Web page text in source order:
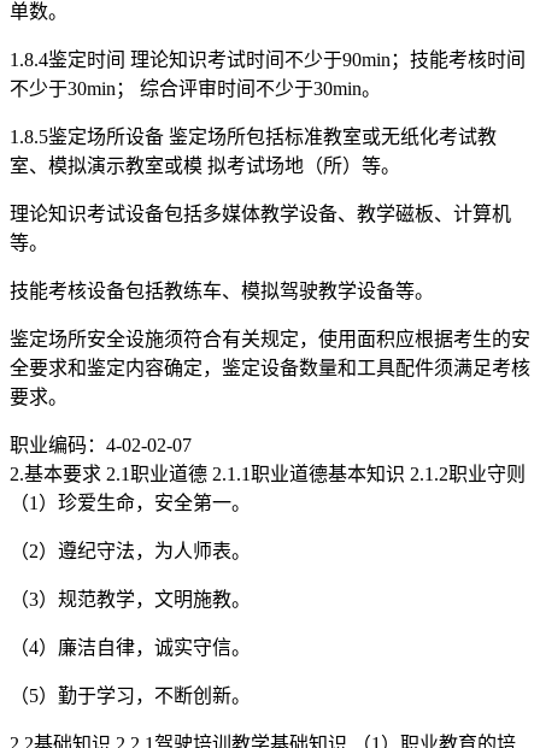
单数。
1.8.4鉴定时间 理论知识考试时间不少于90min；技能考核时间
不少于30min； 综合评审时间不少于30min。
1.8.5鉴定场所设备 鉴定场所包括标准教室或无纸化考试教
室、模拟演示教室或模 拟考试场地（所）等。
理论知识考试设备包括多媒体教学设备、教学磁板、计算机
等。
技能考核设备包括教练车、模拟驾驶教学设备等。
鉴定场所安全设施须符合有关规定，使用面积应根据考生的安
全要求和鉴定内容确定，鉴定设备数量和工具配件须满足考核
要求。
职业编码：4-02-02-07
2.基本要求 2.1职业道德 2.1.1职业道德基本知识 2.1.2职业守则
（1）珍爱生命，安全第一。
（2）遵纪守法，为人师表。
（3）规范教学，文明施教。
（4）廉洁自律，诚实守信。
（5）勤于学习，不断创新。